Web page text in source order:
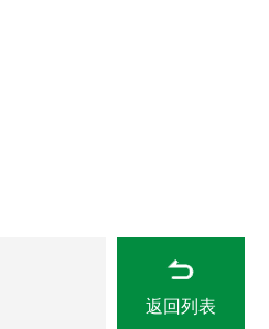
返回列表